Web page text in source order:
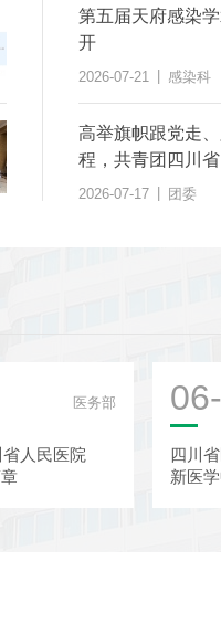
第五届天府感染
开
2026-07-21 感染科
高举旗帜跟党走
程，共青团四川
川省人民医院第二
2026-07-17 团委
医务部
人民医院
四川
新医